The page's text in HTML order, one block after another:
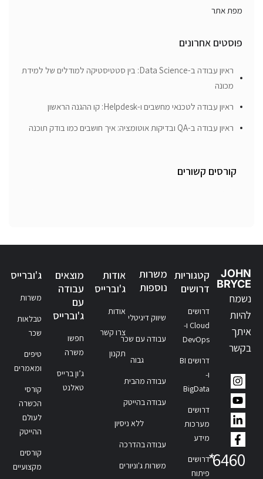
מפת אתר
פוסטים אחרונים
ראיון עבודה ב-Data Science: בין סטטיסטיקה למודלים של למידת
מכונה
ראיון עבודה לטכנאי מחשבים ו-Helpdesk: קו ההגנה הראשון
ראיון עבודה ב-QA ובדיקות אוטומציה: איך חושבים כמו בודק תוכנה
קורסים קשורים
JOHN
BRYCE
נשמח
להיות
איתך
בקשר
6460
*
קטגוריות
דרושים
דרושים
Cloud ו-
DevOps
דרושים BI
ו-
BigData
דרושים
מערכות
מידע
דרושים
פיתוח
משרות
נוספות
שיווק דיגיטלי
עבודה עם שכר
גבוה
עבודה מהבית
עבודה בהייטק
ללא ניסיון
עבודה בהדרכה
משרות ג'וניורים
אודות
ג'וברייס
אודות
צרו קשר
תקנון
מוצאים
עבודה
עם
ג'וברייס
חפשו
משרה
ג’ון ברייס
טאלנט
ג'וברייס
משרות
טבלאות
שכר
טיפים
ומאמרים
קורסי
הכשרה
לעולם
ההייטק
קורסים
מקצועיים